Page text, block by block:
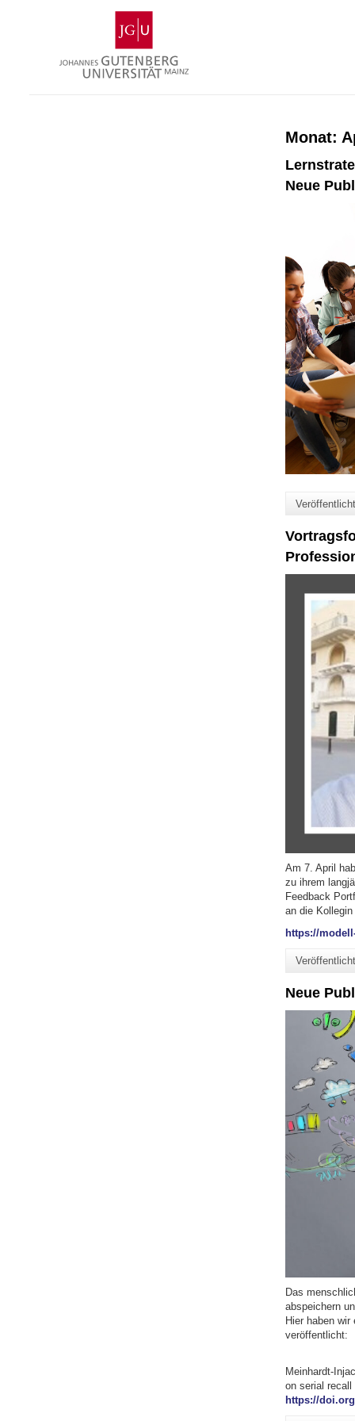
Gutenberg-
Universität
Mainz
Monat:
Neue
Am 7. April
zu ihrem
Feedback
an die Kollegin
https://
Neue
Das
abspeichern
Hier haben
veröffentlicht:
Meinhardt-
on serial
https://